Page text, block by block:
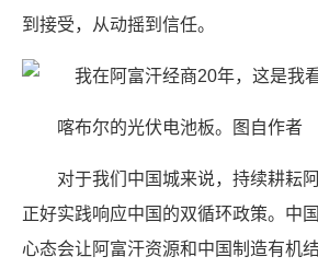
到接受，从动摇到信任。
喀布尔的光伏电池板。图自作者
对于我们中国城来说，持续耕耘
正好实践响应中国的双循环政策。中
心态会让阿富汗资源和中国制造有机